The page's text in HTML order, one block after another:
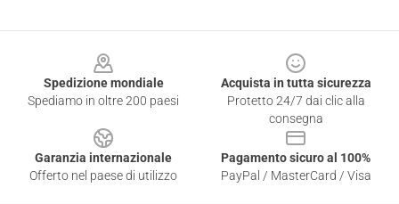
Spedizione mondiale
Spediamo in oltre 200 paesi
Acquista in tutta sicurezza
Protetto 24/7 dai clic alla
consegna
Garanzia internazionale
Offerto nel paese di utilizzo
Pagamento sicuro al 100%
PayPal / MasterCard / Visa